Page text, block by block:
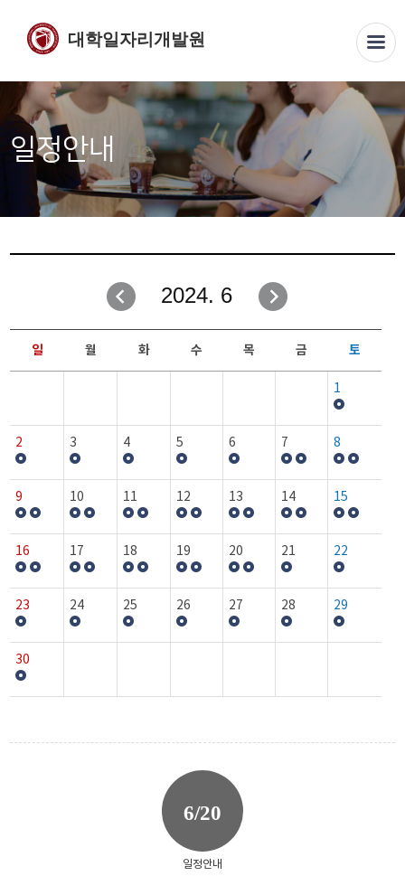
대학일자리개발원
일정안내
2024. 6
일 월 화 수 목 금 토
1
2 3 4 5 6 7 8
9 10 11 12 13 14 15
16 17 18 19 20 21 22
23 24 25 26 27 28 29
30
6/20
일정안내